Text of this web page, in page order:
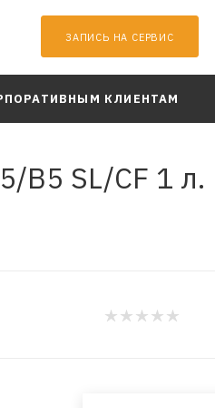
ЗАПИСЬ НА СЕРВИС
КЛИЕНТАМ
B5 SL/CF 1 л.